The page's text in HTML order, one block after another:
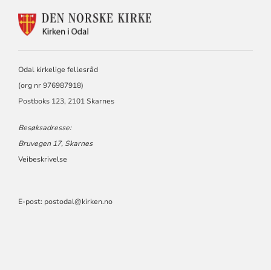
KONTAKTINFORMASJON
Odal kirkelige fellesråd
(org nr 976987918)
Postboks 123, 2101 Skarnes
Besøksadresse:
Bruvegen 17, Skarnes
Veibeskrivelse
E-post: postodal@kirken.no